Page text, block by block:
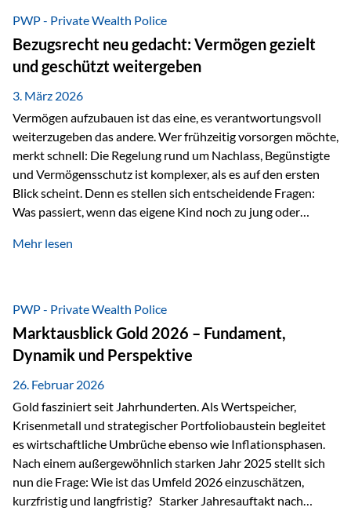
Privatdepot fallen an: Abgeltungssteuer Fondsbesteuerung
(Vorabpauschale, Teilfreistellung) Kein steuerlicher Abzug
der Vermögensverwaltungs-Gebühren /
Depotbankgebühren Jährliches Steuerreporting erforderlich
Zinsen, Dividenden und Kursgewinne werden laufend
besteuert.
PWP - Private Wealth Police
Bezugsrecht neu gedacht: Vermögen gezielt
und geschützt weitergeben
3. März 2026
Vermögen aufzubauen ist das eine, es verantwortungsvoll
weiterzugeben das andere. Wer frühzeitig vorsorgen möchte,
merkt schnell: Die Regelung rund um Nachlass, Begünstigte
und Vermögensschutz ist komplexer, als es auf den ersten
Blick scheint. Denn es stellen sich entscheidende Fragen:
Was passiert, wenn das eigene Kind noch zu jung oder
verwalten? Wie kann verhindert werden, dass Ex-Partner,
unbürokratisch übertragen, ohne ausschließlich auf ein
Testament angewiesen zu sein? Wenn klassische Lösungen
nicht ausreichen Traditionelle Nachlassregelungen stoßen
oft…
Mehr lesen
PWP - Private Wealth Police
Marktausblick Gold 2026 – Fundament,
Dynamik und Perspektive
26. Februar 2026
Gold fasziniert seit Jahrhunderten. Als Wertspeicher,
Krisenmetall und strategischer Portfoliobaustein begleitet
es wirtschaftliche Umbrüche ebenso wie Inflationsphasen.
Nach einem außergewöhnlich starken Jahr 2025 stellt sich
nun die Frage: Wie ist das Umfeld 2026 einzuschätzen,
kurzfristig und langfristig? Starker Jahresauftakt nach